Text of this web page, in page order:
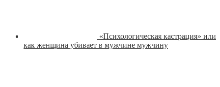
«Психологическая кастрация» или
как женщина убивает в мужчине мужчину